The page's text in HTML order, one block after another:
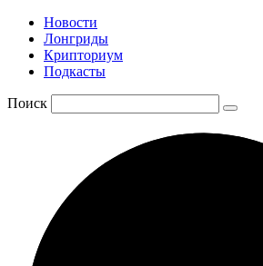
Новости
Лонгриды
Крипториум
Подкасты
Поиск